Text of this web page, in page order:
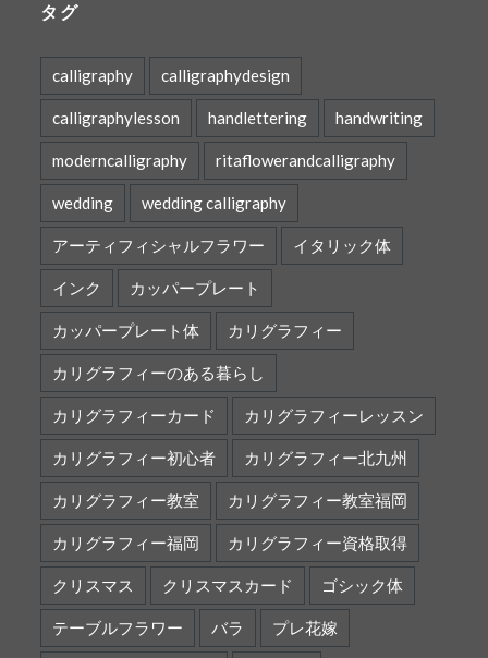
タグ
calligraphy calligraphydesign
calligraphylesson handlettering handwriting
moderncalligraphy ritaflowerandcalligraphy
wedding wedding calligraphy
アーティフィシャルフラワー イタリック体
インク カッパープレート
カッパープレート体 カリグラフィー
カリグラフィーのある暮らし
カリグラフィーカード カリグラフィーレッスン
カリグラフィー初心者 カリグラフィー北九州
カリグラフィー教室 カリグラフィー教室福岡
カリグラフィー福岡 カリグラフィー資格取得
クリスマス クリスマスカード ゴシック体
テーブルフラワー バラ プレ花嫁